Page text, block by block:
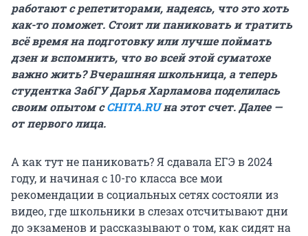
работают с репетиторами, надеясь, что это хоть
как-то поможет. Стоит ли паниковать и тратить
всё время на подготовку или лучше поймать
дзен и вспомнить, что во всей этой суматохе
важно жить? Вчерашняя школьница, а теперь
студентка ЗабГУ Дарья Харламова поделилась
своим опытом cCHITA.RUна этот счет. Далее —
от первого лица.
А как тут не паниковать? Я сдавала ЕГЭ в 2024
году, и начиная с 10-го класса все мои
рекомендации в социальных сетях состояли из
видео, где школьники в слезах отсчитывают дни
до экзаменов и рассказывают о том, как сидят на